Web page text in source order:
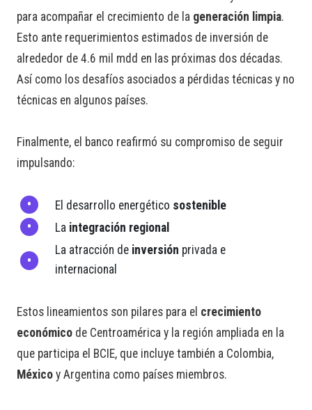
para acompañar el crecimiento de la generación limpia.
Esto ante requerimientos estimados de inversión de
alrededor de 4.6 mil mdd en las próximas dos décadas.
Así como los desafíos asociados a pérdidas técnicas y no
técnicas en algunos países.
Finalmente, el banco reafirmó su compromiso de seguir
impulsando:
El desarrollo energético sostenible
La integración regional
La atracción de inversión privada e
internacional
Estos lineamientos son pilares para el crecimiento
económico de Centroamérica y la región ampliada en la
que participa el BCIE, que incluye también a Colombia,
México y Argentina como países miembros.